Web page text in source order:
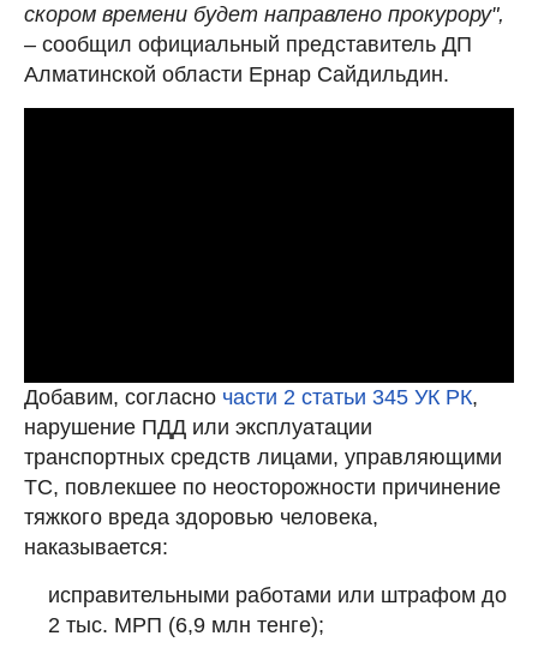
скором времени будет направлено прокурору",
– сообщил официальный представитель ДП
Алматинской области Ернар Сайдильдин.
Добавим, согласно части 2 статьи 345 УК РК,
нарушение ПДД или эксплуатации
транспортных средств лицами, управляющими
ТС, повлекшее по неосторожности причинение
тяжкого вреда здоровью человека,
наказывается:
исправительными работами или штрафом до
2 тыс. МРП (6,9 млн тенге);